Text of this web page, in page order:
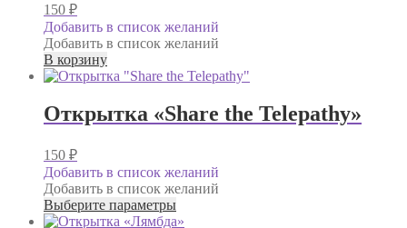
150 ₽
Добавить в список желаний
Добавить в список желаний
В корзину
Открытка «Share the Telepathy»
150 ₽
Добавить в список желаний
Добавить в список желаний
Выберите параметрыЭтот
товар